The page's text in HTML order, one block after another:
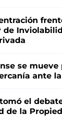
de
se mueve
ante
el
de la